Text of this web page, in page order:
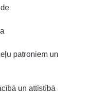
patroniem un
un attīstībā